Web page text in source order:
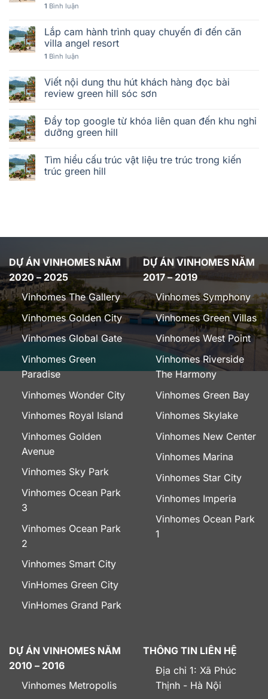
1 Bình luận
Lắp cam hành trình quay chuyến đi đến căn
villa angel resort
1 Bình luận
Viết nội dung thu hút khách hàng đọc bài
review green hill sóc sơn
Đẩy top google từ khóa liên quan đến khu nghỉ
dưỡng green hill
Tìm hiểu cấu trúc vật liệu tre trúc trong kiến
trúc green hill
DỰ ÁN VINHOMES NĂM
2020 – 2025
Vinhomes The Gallery
Vinhomes Golden City
Vinhomes Global Gate
Vinhomes Green
Paradise
Vinhomes Wonder City
Vinhomes Royal Island
Vinhomes Golden
Avenue
Vinhomes Sky Park
Vinhomes Ocean Park
3
Vinhomes Ocean Park
2
Vinhomes Smart City
VinHomes Green City
VinHomes Grand Park
DỰ ÁN VINHOMES NĂM
2017 – 2019
Vinhomes Symphony
Vinhomes Green Villas
Vinhomes West Point
Vinhomes Riverside
The Harmony
Vinhomes Green Bay
Vinhomes Skylake
Vinhomes New Center
Vinhomes Marina
Vinhomes Star City
Vinhomes Imperia
Vinhomes Ocean Park
1
DỰ ÁN VINHOMES NĂM
2010 – 2016
Vinhomes Metropolis
THÔNG TIN LIÊN HỆ
Địa chỉ 1: Xã Phúc
Thịnh - Hà Nội